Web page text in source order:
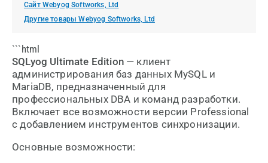
Сайт Webyog Softworks, Ltd
Другие товары Webyog Softworks, Ltd
```html
SQLyog Ultimate Edition— клиент
администрирования баз данных MySQL и
MariaDB, предназначенный для
профессиональных DBA и команд разработки.
Включает все возможности версии Professional
с добавлением инструментов синхронизации.
Основные возможности: